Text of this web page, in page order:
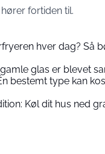
fortiden til.
hver dag? Så
glas er blevet
bestemt type kan
Køl dit hus ned